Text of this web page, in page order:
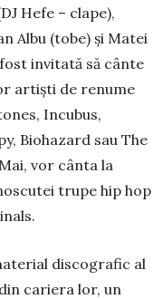
Hefe – clape),
Albu (tobe) şi Matei
invitată să cânte
artiști de renume
Incu­bus,
Bio­hazard sau The
vor cânta la
trupe hip hop
dis­co­grafic al
cariera lor, un